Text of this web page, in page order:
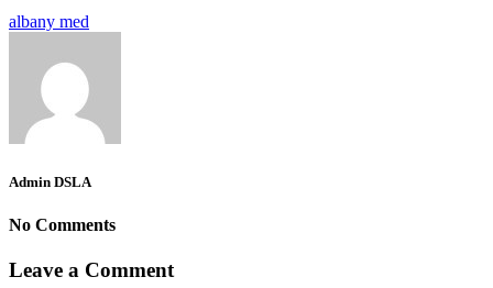
albany med
Admin DSLA
No Comments
Leave a Comment